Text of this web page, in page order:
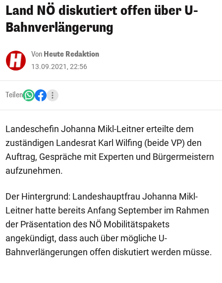
Land NÖ diskutiert offen über U-
Bahnverlängerung
Von Heute Redaktion
13.09.2021, 22:56
Teilen
Landeschefin Johanna Mikl-Leitner erteilte dem
zuständigen Landesrat Karl Wilfing (beide VP) den
Auftrag, Gespräche mit Experten und Bürgermeistern
aufzunehmen.
Der Hintergrund: Landeshauptfrau Johanna Mikl-
Leitner hatte bereits Anfang September im Rahmen
der Präsentation des NÖ Mobilitätspakets
angekündigt, dass auch über mögliche U-
Bahnverlängerungen offen diskutiert werden müsse.